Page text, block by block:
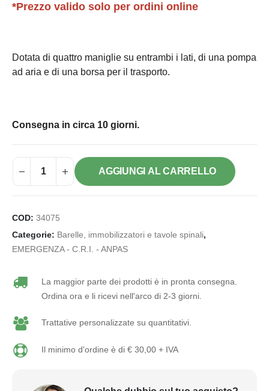
*Prezzo valido solo per ordini online
Dotata di quattro maniglie su entrambi i lati, di una pompa
ad aria e di una borsa per il trasporto.
Consegna in circa 10 giorni.
AGGIUNGI AL CARRELLO
COD: 34075
Categorie: Barelle, immobilizzatori e tavole spinali,
EMERGENZA - C.R.I. - ANPAS
La maggior parte dei prodotti è in pronta consegna.
Ordina ora e li ricevi nell'arco di 2-3 giorni.
Trattative personalizzate su quantitativi.
Il minimo d'ordine è di € 30,00 + IVA